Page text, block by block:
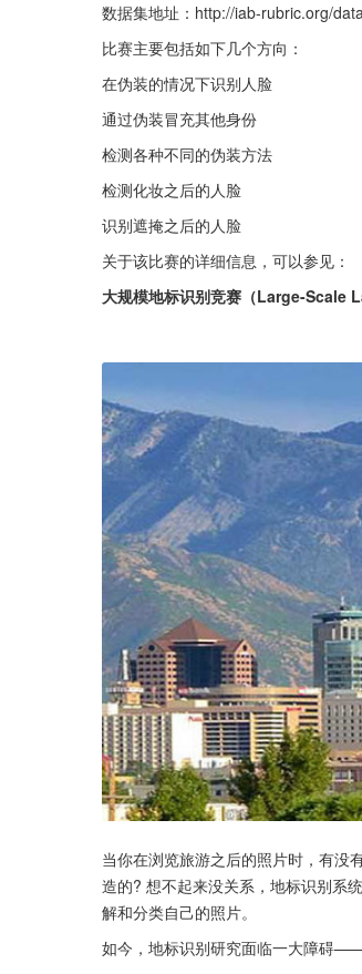
数据集地址：http://iab-rubric.org/
比赛主要包括如下几个方向：
在伪装的情况下识别人脸
通过伪装冒充其他身份
检测各种不同的伪装方法
检测化妆之后的人脸
识别遮掩之后的人脸
关于该比赛的详细信息，可以参见：
大规模地标识别竞赛（Large-Scale
当你在浏览旅游之后的照片时，有没
造的? 想不起来没关系，地标识别系
解和分类自己的照片。
如今，地标识别研究面临一大障碍